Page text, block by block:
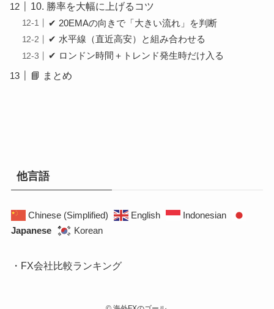
10. 勝率を大幅に上げるコツ
✔ 20EMAの向きで「大きい流れ」を判断
✔ 水平線（直近高安）と組み合わせる
✔ ロンドン時間＋トレンド発生時だけ入る
📘 まとめ
他言語
Chinese (Simplified) English
Indonesian
Japanese
Korean
・FX会社比較ランキング